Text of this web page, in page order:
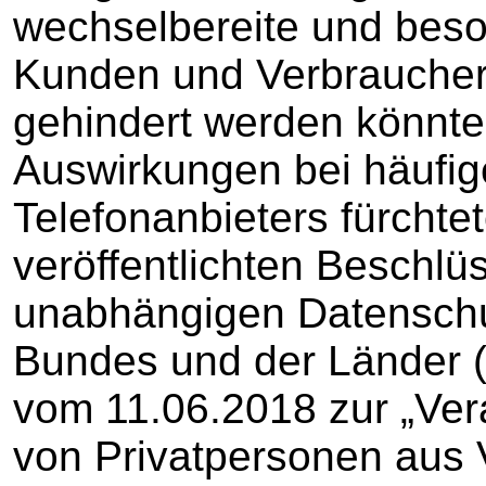
wechselbereite und
Kunden und
gehindert werden
Auswirkungen bei
Telefonanbieters
veröffentlichten
unabhängigen
Bundes und der Länder
vom 11.06.2018 zur
von Privatpersonen aus